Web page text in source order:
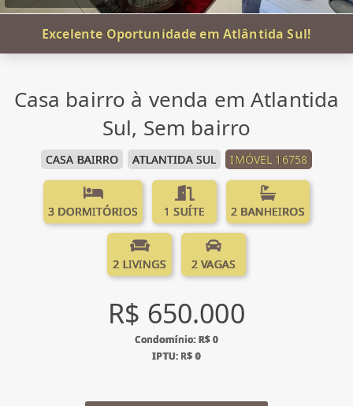
Excelente Oportunidade em Atlântida Sul!
Casa bairro à venda em Atlantida
Sul, Sem bairro
CASA BAIRRO ATLANTIDA SUL IMÓVEL 16758
3 DORMITÓRIOS 1 SUÍTE 2 BANHEIROS
2 LIVINGS 2 VAGAS
R$ 650.000
Condomínio: R$ 0
IPTU: R$ 0